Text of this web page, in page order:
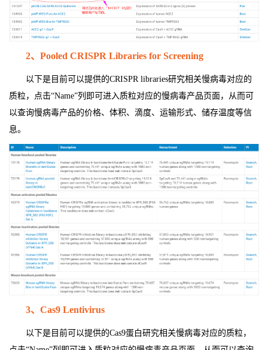
2、Pooled CRISPR Libraries for Screening
以下是目前可以提供的CRISPR libraries研究相关慢病毒对应的
质粒，点击“Name”列即可进入质粒对应的慢病毒产品页面，从而可
以查询慢病毒产品的价格、体积、滴度、运输形式、储存温度等信
息。
3、Cas9 Lentivirus
以下是目前可以提供的Cas9蛋白研究相关慢病毒对应的质粒，